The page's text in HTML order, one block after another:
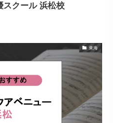
スクール 浜松校
東海